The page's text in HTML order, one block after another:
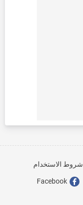
شروط الاستخدام